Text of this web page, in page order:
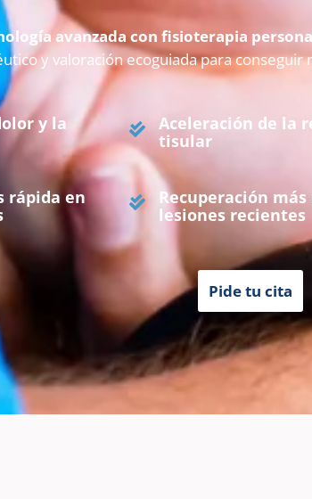
avanzada con fisioterapia
y valoración ecoguiada para conseguir
y la
Aceleración de la
tisular
rápida en
Recuperación
lesiones recientes
Pide tu cita